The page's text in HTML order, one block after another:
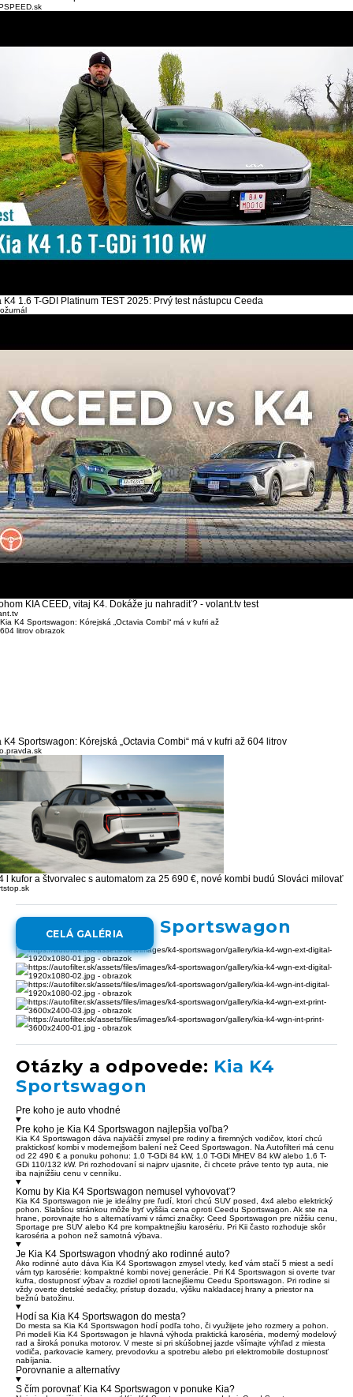
K4 1.6 T-GDI Platinum TEST 2025: Prvý test nástupcu Ceeda
KIA CEED, vitaj K4. Dokáže ju nahradiť? - volant.tv test
K4 Sportswagon: Kórejská „Octavia Combi“ má v kufri až 604 litrov
l kufor a štvorvalec s automatom za 25 690 €, nové kombi budú Slováci milovať
Galéria:Kia K4 Sportswagon
CELÁ GALÉRIA
Otázky a odpovede: Kia K4
Sportswagon
Pre koho je auto vhodné
Pre koho je Kia K4 Sportswagon najlepšia voľba?
Kia K4 Sportswagon dáva najväčší zmysel pre rodiny a firemných vodičov, ktorí chcú
praktickosť kombi v modernejšom balení než Ceed Sportswagon. Na Autofilteri má cenu
od 22 490 € a ponuku pohonu: 1.0 T-GDi 84 kW, 1.0 T-GDi MHEV 84 kW alebo 1.6 T-
GDi 110/132 kW. Pri rozhodovaní si najprv ujasnite, či chcete práve tento typ auta, nie
iba najnižšiu cenu v cenníku.
Komu by Kia K4 Sportswagon nemusel vyhovovať?
Kia K4 Sportswagon nie je ideálny pre ľudí, ktorí chcú SUV posed, 4x4 alebo elektrický
pohon. Slabšou stránkou môže byť vyššia cena oproti Ceedu Sportswagon. Ak ste na
hrane, porovnajte ho s alternatívami v rámci značky: Ceed Sportswagon pre nižšiu cenu,
Sportage pre SUV alebo K4 pre kompaktnejšiu karosériu. Pri Kii často rozhoduje skôr
karoséria a pohon než samotná výbava.
Je Kia K4 Sportswagon vhodný ako rodinné auto?
Ako rodinné auto dáva Kia K4 Sportswagon zmysel vtedy, keď vám stačí 5 miest a sedí
vám typ karosérie: kompaktné kombi novej generácie. Pri K4 Sportswagon si overte tvar
kufra, dostupnosť výbav a rozdiel oproti lacnejšiemu Ceedu Sportswagon. Pri rodine si
vždy overte detské sedačky, prístup dozadu, výšku nakladacej hrany a priestor na
bežnú batožinu.
Hodí sa Kia K4 Sportswagon do mesta?
Do mesta sa Kia K4 Sportswagon hodí podľa toho, či využijete jeho rozmery a pohon.
Pri modeli Kia K4 Sportswagon je hlavná výhoda praktická karoséria, moderný modelový
rad a široká ponuka motorov. V meste si pri skúšobnej jazde všímajte výhľad z miesta
vodiča, parkovacie kamery, prevodovku a spotrebu alebo pri elektromobile dostupnosť
nabíjania.
Porovnanie a alternatívy
S čím porovnať Kia K4 Sportswagon v ponuke Kia?